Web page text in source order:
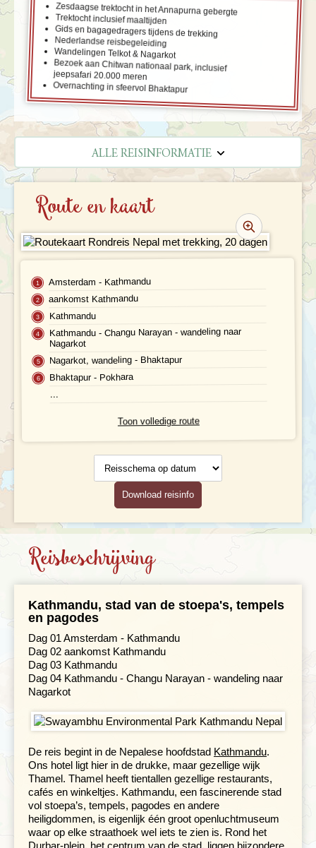
Zesdaagse trektocht in het Annapurna gebergte
Trektocht inclusief maaltijden
Gids en bagagedragers tijdens de trekking
Nederlandse reisbegeleiding
Wandelingen Telkot & Nagarkot
Bezoek aan Chitwan nationaal park, inclusief
jeepsafari 20.000 meren
Overnachting in sfeervol Bhaktapur
ALLE REISINFORMATIE
REISBESCHRIJVING
VERTREKDATA/PRIJS
REVIEWS
PRAKTISCHE INFORMATIE
Accommodatie
Vliegreis
Vervoer
Excursies
Reisdocumenten
Gezondheid
Klimaat en geografie
Zwaarte van de reis
Reisbegeleiding en gidsen
FOTO'S EN VIDEO
REIS BOEKEN
Route en kaart
Amsterdam - Kathmandu
aankomst Kathmandu
Kathmandu
Kathmandu - Changu Narayan - wandeling naar
Nagarkot
Nagarkot, wandeling - Bhaktapur
Bhaktapur - Pokhara
...
Toon volledige route
op datum
Download reisinfo
Reisbeschrijving
Kathmandu, stad van de stoepa's, tempels
en pagodes
Dag 01 Amsterdam - Kathmandu
Dag 02 aankomst Kathmandu
Dag 03 Kathmandu
Dag 04 Kathmandu - Changu Narayan - wandeling naar
Nagarkot
De reis begint in de Nepalese hoofdstad Kathmandu.
Ons hotel ligt hier in de drukke, maar gezellige wijk
Thamel. Thamel heeft tientallen gezellige restaurants,
cafés en winkeltjes. Kathmandu, een fascinerende stad
vol stoepa’s, tempels, pagodes en andere
heiligdommen, is eigenlijk één groot openluchtmuseum
waar op elke straathoek wel iets te zien is. Rond het
Durbar-plein, het centrum van de stad, liggen bijzondere